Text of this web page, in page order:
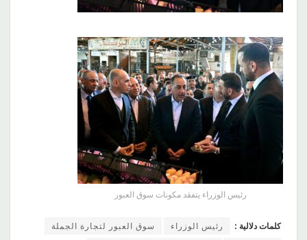
رئيس الوزراء يتفقد مكونات سوق العبور
كلمات دلالية : رئيس الوزراء
سوق العبور لتجارة الجملة